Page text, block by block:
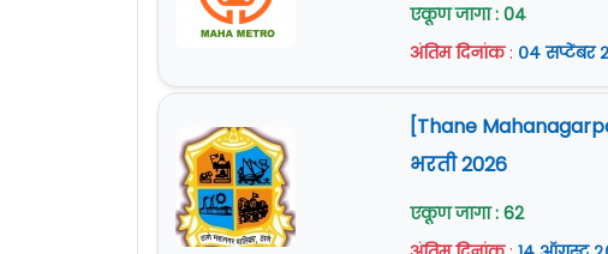
एकूण जागा : 04
अंतिम दिनांक: ०४ सप्टेंबर
[Thane
भरती 2026
एकूण जागा : 62